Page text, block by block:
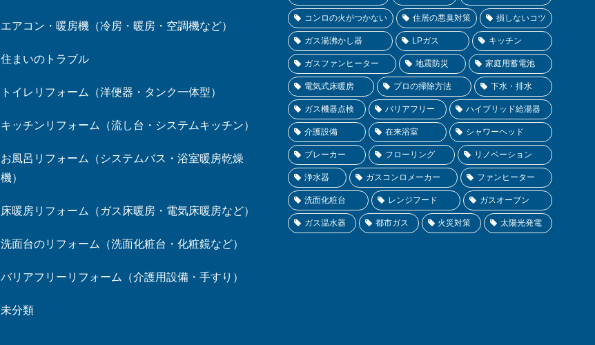
エアコン・暖房機（冷房・暖房・空調機など）
住まいのトラブル
トイレリフォーム（洋便器・タンク一体型）
キッチンリフォーム（流し台・システムキッチン）
お風呂リフォーム（システムバス・浴室暖房乾燥
機）
床暖房リフォーム（ガス床暖房・電気床暖房など）
洗面台のリフォーム（洗面化粧台・化粧鏡など）
バリアフリーリフォーム（介護用設備・手すり）
未分類
コンロの火がつかない 住居の悪臭対策 損しないコツ
ガス湯沸かし器 LPガス キッチン
ガスファンヒーター 地震防災 家庭用蓄電池
電気式床暖房 プロの掃除方法 下水・排水
ガス機器点検 バリアフリー ハイブリッド給湯器
介護設備 在来浴室 シャワーヘッド
ブレーカー フローリング リノベーション
浄水器 ガスコンロメーカー ファンヒーター
洗面化粧台 レンジフード ガスオーブン
ガス温水器 都市ガス 火災対策 太陽光発電